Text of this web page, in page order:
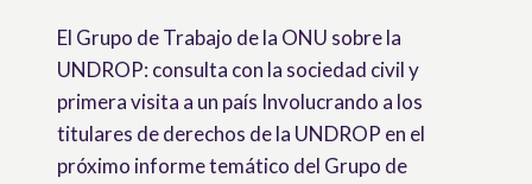
El Grupo de Trabajo de la ONU sobre la
UNDROP: consulta con la sociedad civil y
primera visita a un país Involucrando a los
titulares de derechos de la UNDROP en el
próximo informe temático del Grupo de